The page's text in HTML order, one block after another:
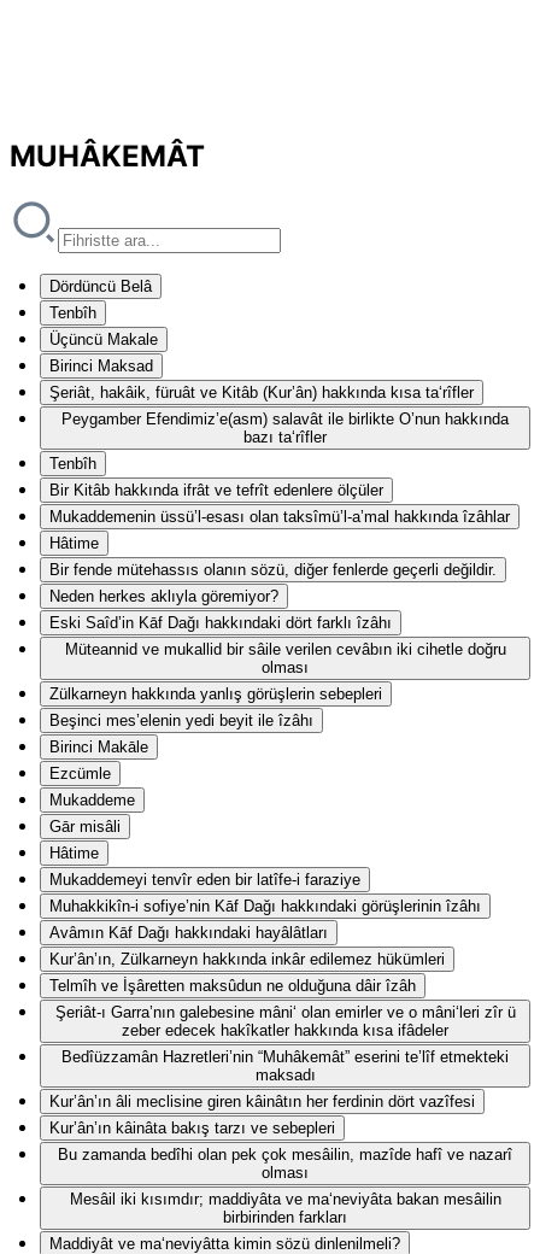
MUHÂKEMÂT
Dördüncü Belâ
Tenbîh
Üçüncü Makale
Birinci Maksad
Şeriât, hakâik, füruât ve Kitâb (Kur’ân) hakkında kısa ta‘rîfler
Peygamber Efendimiz’e(asm) salavât ile birlikte O’nun hakkında
bazı ta‘rîfler
Tenbîh
Bir Kitâb hakkında ifrât ve tefrît edenlere ölçüler
Mukaddemenin üssü’l-esası olan taksîmü’l-a’mal hakkında îzâhlar
Hâtime
Bir fende mütehassıs olanın sözü, diğer fenlerde geçerli değildir.
Neden herkes aklıyla göremiyor?
Eski Saîd’in Kāf Dağı hakkındaki dört farklı îzâhı
Müteannid ve mukallid bir sâile verilen cevâbın iki cihetle doğru
olması
Zülkarneyn hakkında yanlış görüşlerin sebepleri
Beşinci mes’elenin yedi beyit ile îzâhı
Birinci Makāle
Ezcümle
Mukaddeme
Gār misâli
Hâtime
Mukaddemeyi tenvîr eden bir latîfe-i faraziye
Muhakkikîn-i sofiye’nin Kāf Dağı hakkındaki görüşlerinin îzâhı
Avâmın Kāf Dağı hakkındaki hayâlâtları
Kur’ân’ın, Zülkarneyn hakkında inkâr edilemez hükümleri
Telmîh ve İşâretten maksûdun ne olduğuna dâir îzâh
Şeriât-ı Garra’nın galebesine mâni‘ olan emirler ve o mâni‘leri zîr ü
zeber edecek hakîkatler hakkında kısa ifâdeler
Bedîüzzamân Hazretleri’nin “Muhâkemât” eserini te’lîf etmekteki
maksadı
Kur’ân’ın âli meclisine giren kâinâtın her ferdinin dört vazîfesi
Kur’ân’ın kâinâta bakış tarzı ve sebepleri
Bu zamanda bedîhi olan pek çok mesâilin, mazîde hafî ve nazarî
olması
Mesâil iki kısımdır; maddiyâta ve ma‘neviyâta bakan mesâilin
birbirinden farkları
Maddiyât ve ma‘neviyâtta kimin sözü dinlenilmeli?